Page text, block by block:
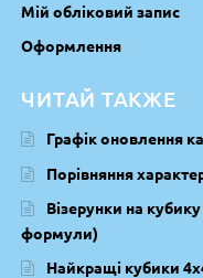
Мій обліковий запис
Оформлення
ЧИТАЙ ТАКЖЕ
Графік оновлення
Порівняння
Візерунки на кубику
формули)
Найкращі кубики